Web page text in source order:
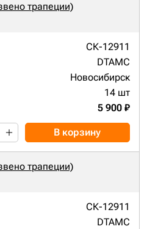
трапеции)
СК-12911
DTAMC
Новосибирск
14 шт
5 900 ₽
В корзину
трапеции)
СК-12911
DTAMC